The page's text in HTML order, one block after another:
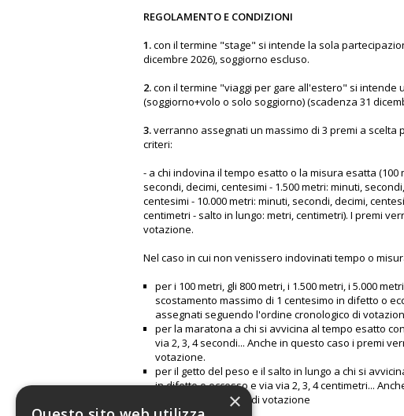
REGOLAMENTO E CONDIZIONI
1.con il termine "stage" si intende la sola
dicembre 2026), soggiorno escluso.
2.con il termine "viaggi per gare all'estero" si intende
(soggiorno+volo o solo soggiorno) (scadenza 31
3.verranno assegnati un massimo di 3 premi a scelta
criteri:
- a chi indovina il tempo esatto o la misura esatta (100
secondi, decimi, centesimi - 1.500 metri: minuti,
centesimi - 10.000 metri: minuti, secondi, decimi,
centimetri - salto in lungo: metri, centimetri). I premi
votazione.
Nel caso in cui non venissero indovinati tempo o
per i 100 metri, gli 800 metri, i 1.500 metri, i 5.000
scostamento massimo di 1 centesimo in difetto o
assegnati seguendo l'ordine cronologico di
per la maratona a chi si avvicina al tempo esatto
via 2, 3, 4 secondi... Anche in questo caso i premi
votazione.
per il getto del peso e il salto in lungo a chi si
in difetto o eccesso e via via 2, 3, 4 centimetri...
l'ordine cronologico di votazione
×